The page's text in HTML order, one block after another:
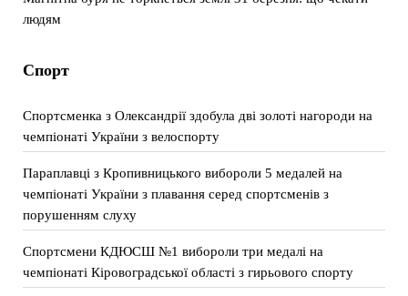
людям
Спорт
Спортсменка з Олександрії здобула дві золоті нагороди на
чемпіонаті України з велоспорту
Параплавці з Кропивницького вибороли 5 медалей на
чемпіонаті України з плавання серед спортсменів з
порушенням слуху
Спортсмени КДЮСШ №1 вибороли три медалі на
чемпіонаті Кіровоградської області з гирьового спорту